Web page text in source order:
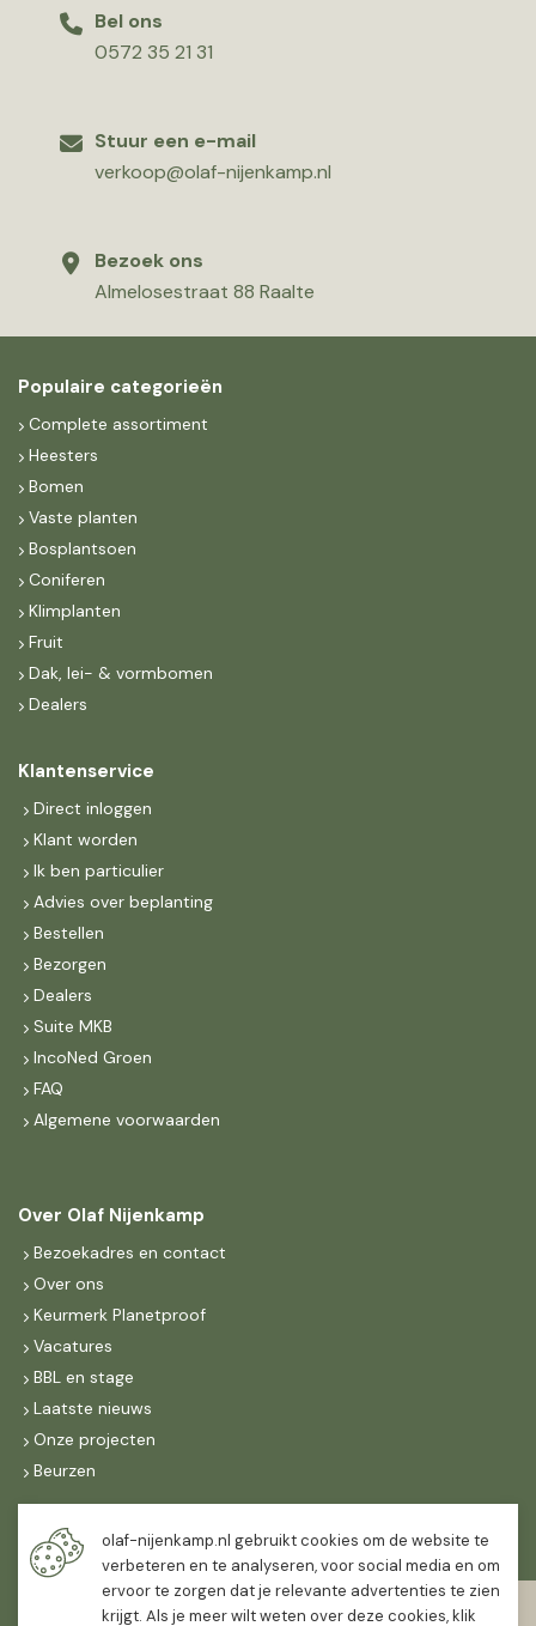
Bel ons
0572 35 21 31
Stuur een e-mail
verkoop@olaf-nijenkamp.nl
Bezoek ons
Almelosestraat 88 Raalte
Populaire categorieën
Complete assortiment
Heesters
Bomen
Vaste planten
Bosplantsoen
Coniferen
Klimplanten
Fruit
Dak, lei- & vormbomen
Dealers
Klantenservice
Direct inloggen
Klant worden
Ik ben particulier
Advies over beplanting
Bestellen
Bezorgen
Dealers
Suite MKB
IncoNed Groen
FAQ
Algemene voorwaarden
Over Olaf Nijenkamp
Bezoekadres en contact
Over ons
Keurmerk Planetproof
Vacatures
BBL en stage
Laatste nieuws
Onze projecten
Beurzen
Maandag t/m vrijdag
07:30-
16:30
olaf-nijenkamp.nl gebruikt cookies om de website te
verbeteren en te analyseren, voor social media en om
ervoor te zorgen dat je relevante advertenties te zien
krijgt. Als je meer wilt weten over deze cookies, klik